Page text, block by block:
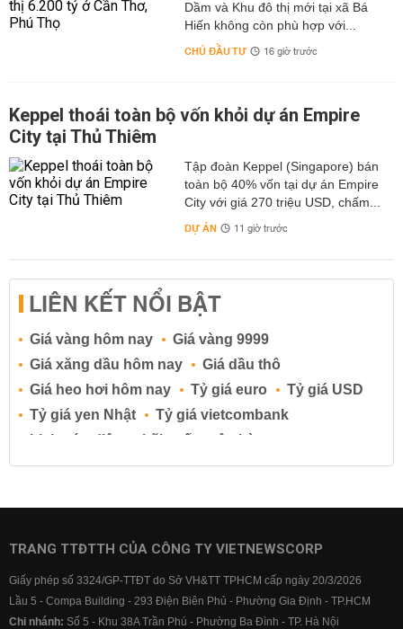
Dầm và Khu đô thị mới tại xã Bá
Hiến không còn phù hợp với...
CHỦ ĐẦU TƯ 16 giờ trước
Keppel thoái toàn bộ vốn khỏi dự án Empire
City tại Thủ Thiêm
Tập đoàn Keppel (Singapore) bán
toàn bộ 40% vốn tại dự án Empire
City với giá 270 triệu USD, chấm...
DỰ ÁN 11 giờ trước
LIÊN KẾT NỔI BẬT
Giá vàng hôm nay
Giá vàng 9999
Giá xăng dầu hôm nay
Giá dầu thô
Giá heo hơi hôm nay
Tỷ giá euro
Tỷ giá USD
Tỷ giá yen Nhật
Tỷ giá vietcombank
Lịch cúp điện
Lãi suất ngân hàng
Lãi suất tiết kiệm
Lãi suất tiền gửi
Lãi suất ngân hàng BIDV
Lãi suất ngân hàng Vietcombank
TRANG TTĐTTH CỦA CÔNG TY VIETNEWSCORP
Giấy phép số 3324/GP-TTĐT do Sở VH&TT TPHCM cấp ngày 20/3/2026
Lầu 5 - Compa Building - 293 Điện Biên Phủ - Phường Gia Định - TP.HCM
Chi nhánh: Số 5 - Khu 38A Trần Phú - Phường Ba Đình - TP. Hà Nội